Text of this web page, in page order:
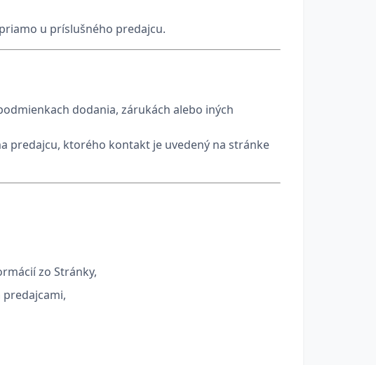
u príslušného predajcu.
dodania, zárukách alebo iných
predajcu, ktorého kontakt je uvedený na stránke
zo Stránky,